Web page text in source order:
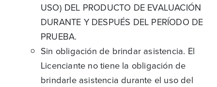
USO) DEL PRODUCTO DE EVALUACIÓN
DURANTE Y DESPUÉS DEL PERÍODO DE
PRUEBA.
Sin obligación de brindar asistencia. El
Licenciante no tiene la obligación de
brindarle asistencia durante el uso del